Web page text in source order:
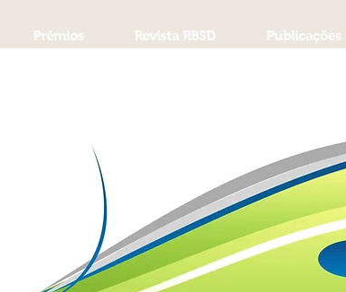
Prêmios Revista RBSD Publicações